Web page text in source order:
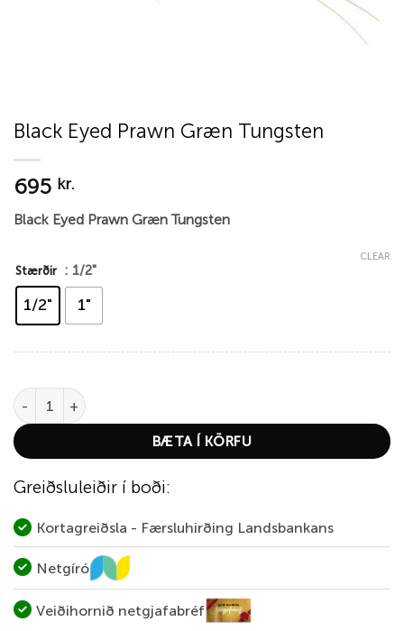
Black Eyed Prawn Græn Tungsten
695 kr.
Black Eyed Prawn Græn Tungsten
Stærðir : 1/2"
1/2" 1"
CLEAR
Black Eyed Prawn Græn Tungsten quantity
BÆTA Í KÖRFU
Greiðsluleiðir í boði:
Kortagreiðsla - Færsluhirðing Landsbankans
Netgíró
Veiðihornið netgjafabréf